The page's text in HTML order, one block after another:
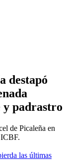
destapó
y padrastro
de Picaleña en
las últimas